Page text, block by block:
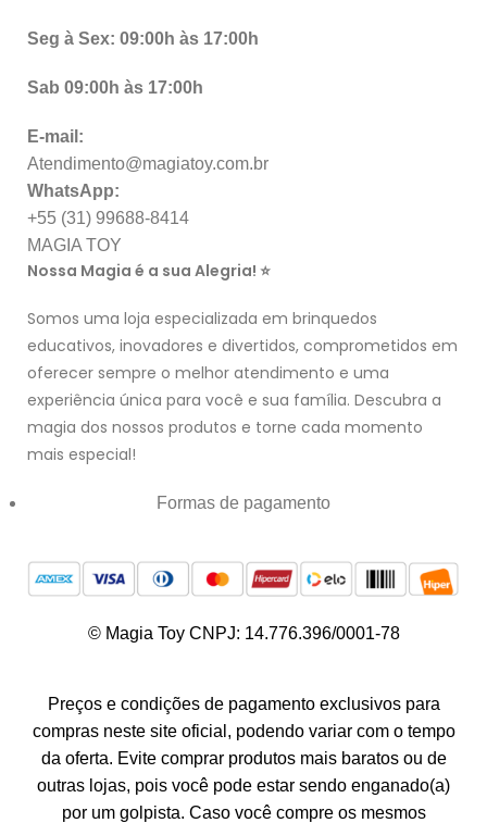
Seg à Sex: 09:00h às 17:00h
Sab 09:00h às 17:00h
E-mail:
Atendimento@magiatoy.com.br
WhatsApp:
+55 (31) 99688-8414
MAGIA TOY
Nossa Magia é a sua Alegria! ⭐
Somos uma loja especializada em brinquedos
educativos, inovadores e divertidos, comprometidos em
oferecer sempre o melhor atendimento e uma
experiência única para você e sua família. Descubra a
magia dos nossos produtos e torne cada momento
mais especial!
Formas de pagamento
© Magia Toy CNPJ: 14.776.396/0001-78
Preços e condições de pagamento exclusivos para
compras neste site oficial, podendo variar com o tempo
da oferta. Evite comprar produtos mais baratos ou de
outras lojas, pois você pode estar sendo enganado(a)
por um golpista. Caso você compre os mesmos